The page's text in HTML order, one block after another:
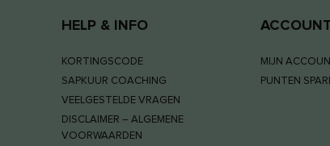
HELP & INFO
KORTINGSCODE
SAPKUUR COACHING
VEELGESTELDE VRAGEN
DISCLAIMER – ALGEMENE
VOORWAARDEN
MIJN
PUNTEN